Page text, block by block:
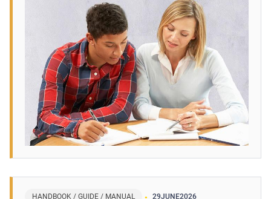
HANDBOOK / GUIDE / MANUAL 29JUNE2026